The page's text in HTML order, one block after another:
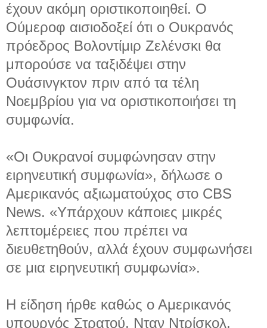
έχουν ακόμη οριστικοποιηθεί. Ο
Ούμεροφ αισιοδοξεί ότι ο Ουκρανός
πρόεδρος Βολοντίμιρ Ζελένσκι θα
μπορούσε να ταξιδέψει στην
Ουάσινγκτον πριν από τα τέλη
Νοεμβρίου για να οριστικοποιήσει τη
συμφωνία.
«Οι Ουκρανοί συμφώνησαν στην
ειρηνευτική συμφωνία», δήλωσε ο
Αμερικανός αξιωματούχος στο CBS
News. «Υπάρχουν κάποιες μικρές
λεπτομέρειες που πρέπει να
διευθετηθούν, αλλά έχουν συμφωνήσει
σε μια ειρηνευτική συμφωνία».
Η είδηση ​​ήρθε καθώς ο Αμερικανός
υπουργός Στρατού, Νταν Ντρίσκολ,